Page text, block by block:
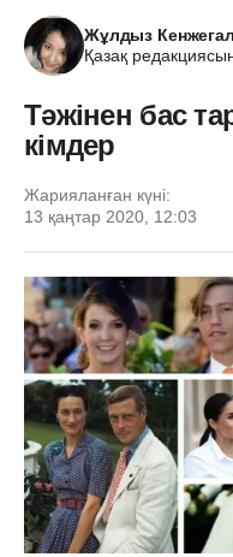
Жұлдыз
Қазақ
Тәжінен бас
кімдер
Жарияланған күні:
13 қаңтар 2020, 12:03